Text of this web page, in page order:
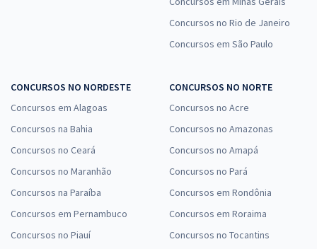
Concursos no Rio de Janeiro
Concursos em São Paulo
CONCURSOS NO NORDESTE
Concursos em Alagoas
Concursos na Bahia
Concursos no Ceará
Concursos no Maranhão
Concursos na Paraíba
Concursos em Pernambuco
Concursos no Piauí
CONCURSOS NO NORTE
Concursos no Acre
Concursos no Amazonas
Concursos no Amapá
Concursos no Pará
Concursos em Rondônia
Concursos em Roraima
Concursos no Tocantins